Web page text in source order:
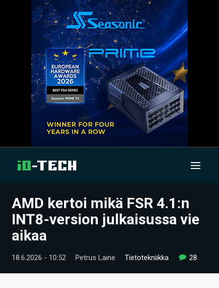
UUTISET
ARTIKKELIT
VIDEOT
TECHBBS
AMD kertoi mikä FSR 4.1:n
INT8-version julkaisussa vie
aikaa
18.6.2026 - 10:52 Petrus Laine Tietotekniikka 28